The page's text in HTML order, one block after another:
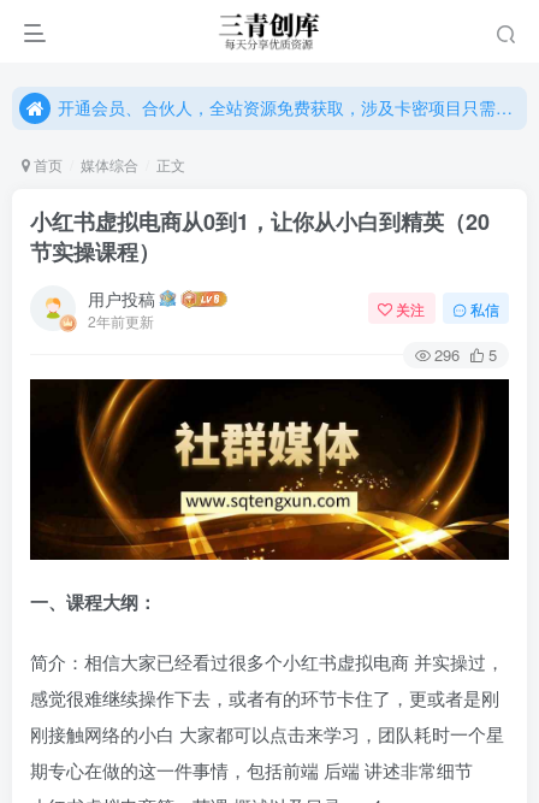
开通会员、合伙人，全站资源免费获取，涉及卡密项目只需单独购卡密（位置：网站右下悬浮按钮）
开通会员、合伙人，全站资源免费获取，涉及卡密项目只需单独购卡密（位置：网站右下悬浮按钮）
首页 媒体综合 正文
小红书虚拟电商从0到1，让你从小白到精英（20
节实操课程）
用户投稿
2年前更新
关注 私信
296 5
一、 课程大纲：
简介：相信大家已经看过很多个小红书虚拟电商 并实操过，
感觉很难继续操作下去，或者有的环节卡住了，更或者是刚
刚接触网络的小白 大家都可以点击来学习，团队耗时一个星
期专心在做的这一件事情，包括前端 后端 讲述非常细节